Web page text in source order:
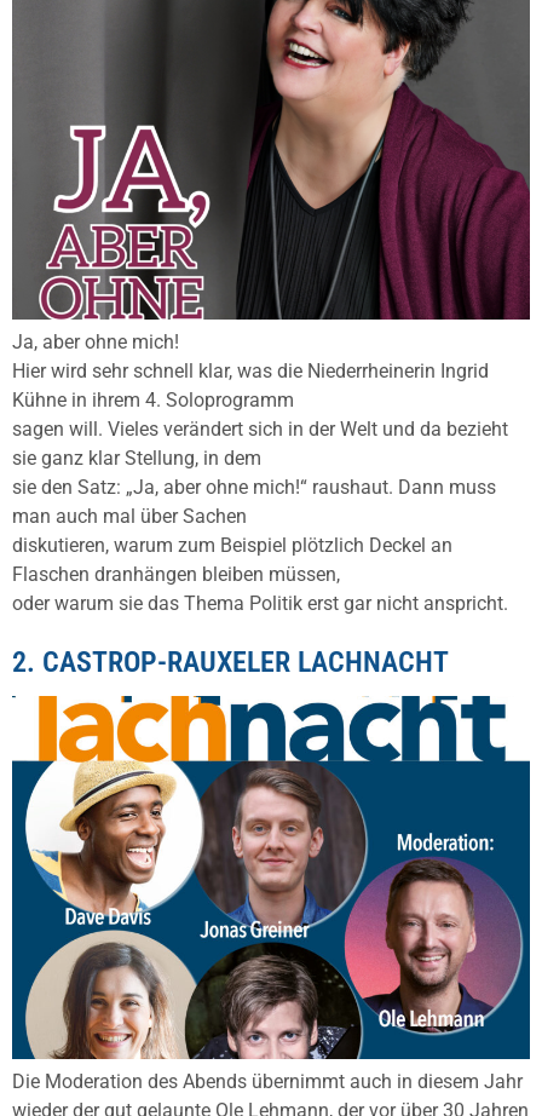
Ja, aber ohne mich!
Hier wird sehr schnell klar, was die Niederrheinerin Ingrid
Kühne in ihrem 4. Soloprogramm
sagen will. Vieles verändert sich in der Welt und da bezieht
sie ganz klar Stellung, in dem
sie den Satz: „Ja, aber ohne mich!“ raushaut. Dann muss
man auch mal über Sachen
diskutieren, warum zum Beispiel plötzlich Deckel an
Flaschen dranhängen bleiben müssen,
oder warum sie das Thema Politik erst gar nicht anspricht.
2. CASTROP-RAUXELER LACHNACHT
Die Moderation des Abends übernimmt auch in diesem Jahr
wieder der gut gelaunte Ole Lehmann, der vor über 30 Jahren